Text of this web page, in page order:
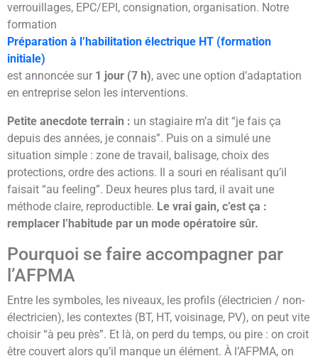
verrouillages, EPC/EPI, consignation, organisation. Notre
formation
Préparation à l’habilitation électrique HT (formation
initiale)
est annoncée sur 1 jour (7 h), avec une option d’adaptation
en entreprise selon les interventions.
Petite anecdote terrain : un stagiaire m’a dit “je fais ça
depuis des années, je connais”. Puis on a simulé une
situation simple : zone de travail, balisage, choix des
protections, ordre des actions. Il a souri en réalisant qu’il
faisait “au feeling”. Deux heures plus tard, il avait une
méthode claire, reproductible. Le vrai gain, c’est ça :
remplacer l’habitude par un mode opératoire sûr.
Pourquoi se faire accompagner par
l’AFPMA
Entre les symboles, les niveaux, les profils (électricien / non-
électricien), les contextes (BT, HT, voisinage, PV), on peut vite
choisir “à peu près”. Et là, on perd du temps, ou pire : on croit
être couvert alors qu’il manque un élément. À l’AFPMA, on